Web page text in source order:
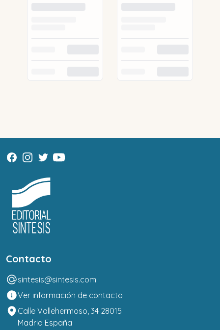
Contacto
sintesis@sintesis.com
Ver información de contacto
Calle Vallehermoso, 34 28015
Madrid España